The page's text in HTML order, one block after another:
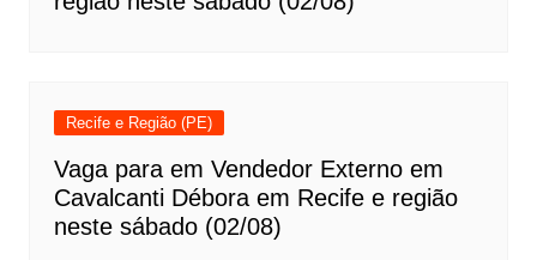
Recife e Região (PE)
Vaga para em Vendedor Externo em
Cavalcanti Débora em Recife e região
neste sábado (02/08)